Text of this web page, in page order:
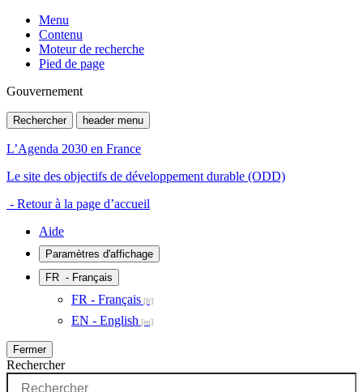
Menu
Contenu
Moteur de recherche
Pied de page
Gouvernement
Rechercher header menu
L’Agenda 2030 en France
Le site des objectifs de développement durable (ODD)
- Retour à la page d’accueil
Aide
Paramètres d'affichage
FR - Français
FR - Français
EN - English
Fermer
Rechercher